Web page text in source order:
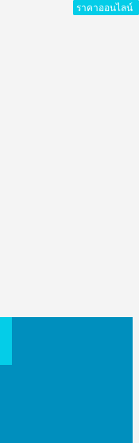
ราคาออนไลน์
ราคาออนไลน์
ราคาออนไลน์
ราคาออนไลน์
ราคาออนไลน์
ราคาออนไลน์
ราคาออนไลน์
ราคาออนไลน์